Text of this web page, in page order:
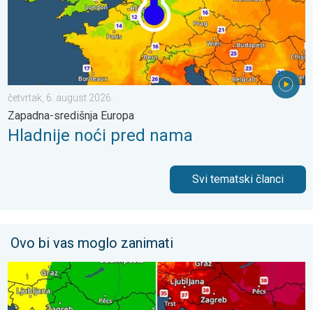
četvrtak, 6. august 2026.
Zapadna-središnja Europa
Hladnije noći pred nama
Svi tematski članci
Ovo bi vas moglo zanimati
Vrhunac toplinskog vala. Svježije u petak. Negdje stižu i